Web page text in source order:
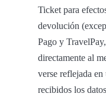
Ticket para
devolución
Pago y
directamente al
verse reflejada
recibidos los